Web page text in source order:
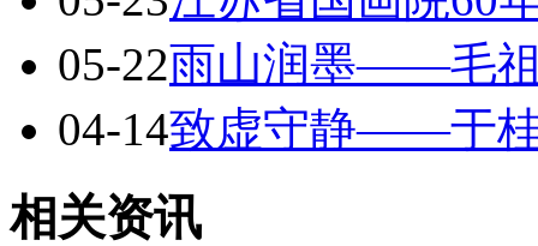
05-22雨山润墨——毛
04-14致虚守静——于
相关资讯